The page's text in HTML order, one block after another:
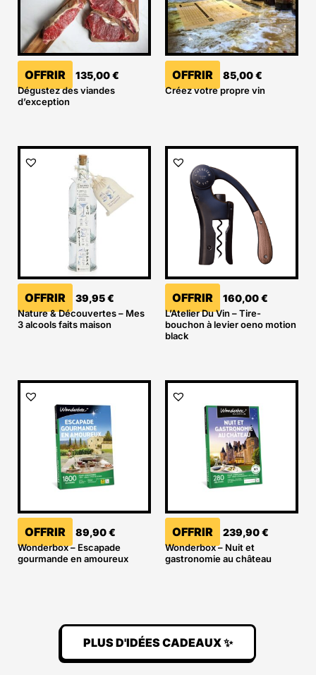
OFFRIR 135,00€
Dégustez des viandes
d’exception
OFFRIR 85,00€
Créez votre propre vin
OFFRIR 39,95€
Nature & Découvertes – Mes
3 alcools faits maison
OFFRIR 160,00€
L’Atelier Du Vin – Tire-
bouchon à levier oeno motion
black
OFFRIR 89,90€
Wonderbox – Escapade
gourmande en amoureux
OFFRIR 239,90€
Wonderbox – Nuit et
gastronomie au château
PLUS D'IDÉES CADEAUX ✨